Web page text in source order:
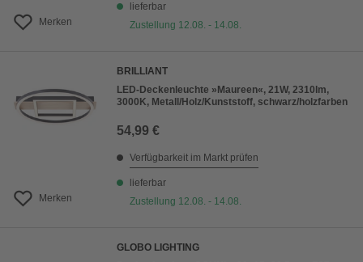
Merken
lieferbar
Zustellung 12.08. - 14.08.
Merken
BRILLIANT
LED-Deckenleuchte »Maureen«, 21W, 2310lm,
3000K, Metall/Holz/Kunststoff, schwarz/holzfarben
54,99 €
Verfügbarkeit im Markt prüfen
lieferbar
Zustellung 12.08. - 14.08.
GLOBO LIGHTING